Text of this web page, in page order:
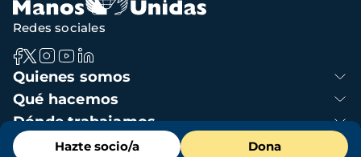
Menú
de
Hazte socio/a Dona
Navegación
principal
Quienes somos
Qué hacemos
Dónde trabajamos
Colabora
Redes sociales